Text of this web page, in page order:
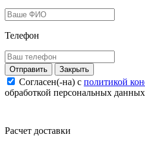
Телефон
Закрыть
Согласен(-на) c политикой
обработкой персональных данных
Расчет доставки